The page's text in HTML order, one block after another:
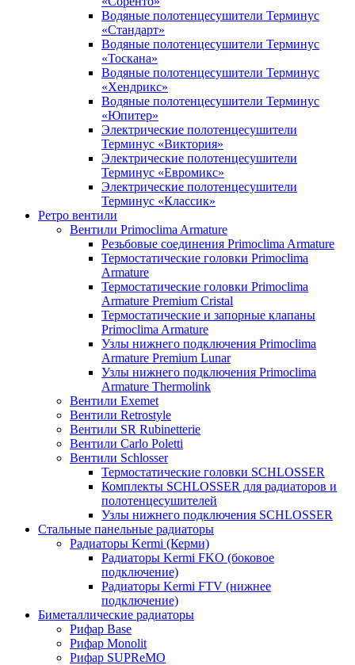
Водяные полотенцесушители Терминус
«Стандарт»
Водяные полотенцесушители Терминус
«Тоскана»
Водяные полотенцесушители Терминус
«Хендрикс»
Водяные полотенцесушители Терминус
«Юпитер»
Электрические полотенцесушители
Терминус «Виктория»
Электрические полотенцесушители
Терминус «Евромикс»
Электрические полотенцесушители
Терминус «Классик»
Ретро вентили
Вентили Primoclima Armature
Резьбовые соединения Primoclima Armature
Термостатические головки Primoclima
Armature
Термостатические головки Primoclima
Armature Premium Cristal
Термостатические и запорные клапаны
Primoclima Armature
Узлы нижнего подключения Primoclima
Armature Premium Lunar
Узлы нижнего подключения Primoclima
Armature Thermolink
Вентили Exemet
Вентили Retrostyle
Вентили SR Rubinetterie
Вентили Carlo Poletti
Вентили Schlosser
Термостатические головки SCHLOSSER
Комплекты SCHLOSSER для радиаторов и
полотенцесушителей
Узлы нижнего подключения SCHLOSSER
Стальные панельные радиаторы
Радиаторы Kermi (Керми)
Радиаторы Kermi FKO (боковое
подключение)
Радиаторы Kermi FTV (нижнее
подключение)
Биметаллические радиаторы
Рифар Base
Рифар Monolit
Рифар SUPReMO